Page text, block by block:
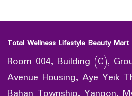
Total Wellness Lifestyle Beauty Mart
Room 004, Building (C),
Avenue Housing, Aye Yeik